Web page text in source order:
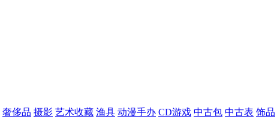
奢侈品 摄影 艺术收藏 渔具 动漫手办 CD游戏 中古包 中古表 饰品